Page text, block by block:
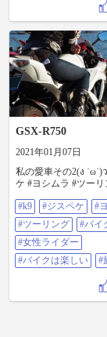
GSX-R750
2021年01月07日
私の愛車その2(ง ˙ω˙)ว #k9 #ジスペ
ケ #ヨシムラ #ツーリング #バイク
い #旅がしたい
#k9 #ジスペケ
#
#ツーリング
#バイ
#女性ライダー
#バイクは楽しい
#